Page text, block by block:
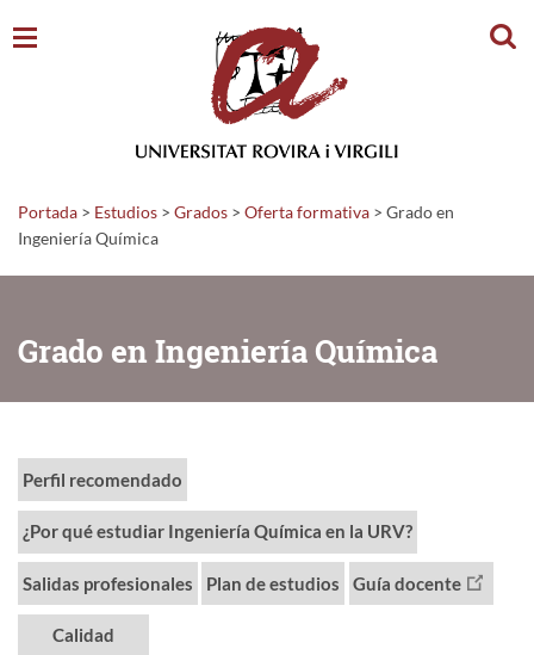
Portada > Estudios > Grados > Oferta formativa > Grado en
Ingeniería Química
Grado en Ingeniería Química
Perfil recomendado
¿Por qué estudiar Ingeniería Química en la URV?
Salidas profesionales Plan de estudios Guía docente
Calidad